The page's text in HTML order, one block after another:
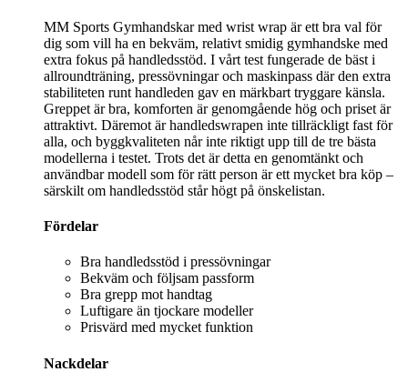
MM Sports Gymhandskar med wrist wrap är ett bra val för
dig som vill ha en bekväm, relativt smidig gymhandske med
extra fokus på handledsstöd. I vårt test fungerade de bäst i
allroundträning, pressövningar och maskinpass där den extra
stabiliteten runt handleden gav en märkbart tryggare känsla.
Greppet är bra, komforten är genomgående hög och priset är
attraktivt. Däremot är handledswrapen inte tillräckligt fast för
alla, och byggkvaliteten når inte riktigt upp till de tre bästa
modellerna i testet. Trots det är detta en genomtänkt och
användbar modell som för rätt person är ett mycket bra köp –
särskilt om handledsstöd står högt på önskelistan.
Fördelar
Bra handledsstöd i pressövningar
Bekväm och följsam passform
Bra grepp mot handtag
Luftigare än tjockare modeller
Prisvärd med mycket funktion
Nackdelar